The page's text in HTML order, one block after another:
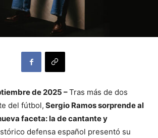
de 2025 –Tras más de dos
del fútbol, Sergio Ramos sorprende al
faceta: la de cantante y
defensa español presentó su